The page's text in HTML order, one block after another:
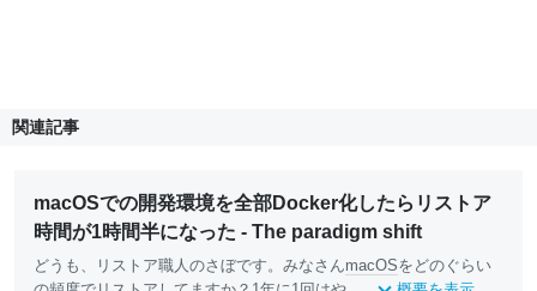
関連記事
macOSでの開発環境を全部Docker化したらリストア
時間が1時間半になった - The paradigm shift
どうも、リストア職人のさぼです。みなさんmacOSをどのぐらい